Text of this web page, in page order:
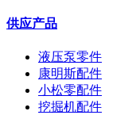
供应产品
液压泵零件
康明斯配件
小松零配件
挖掘机配件